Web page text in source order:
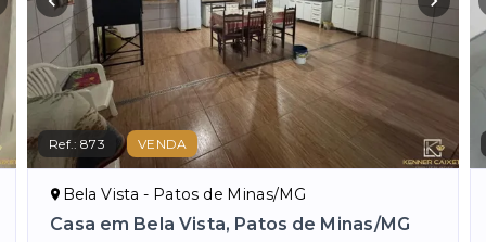
Ref.:873 VENDA
Bela Vista - Patos de Minas/MG
Casa em Bela Vista, Patos de Minas/MG